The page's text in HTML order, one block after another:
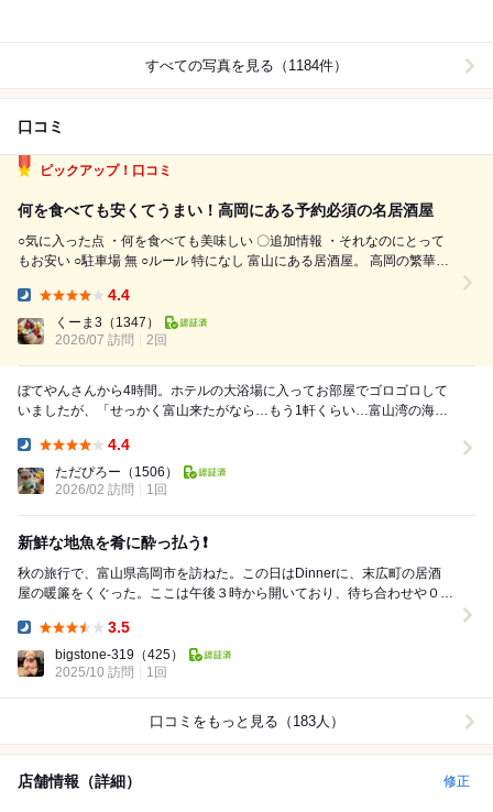
すべての写真を見る（1184件）
口コミ
ピックアップ！口コミ
何を食べても安くてうまい！高岡にある予約必須の名居酒屋
○気に入った点 ・何を食べても美味しい 〇追加情報 ・それなのにとって
もお安い ○駐車場 無 ○ルール 特になし 富山にある居酒屋。 高岡の繁華街
4.4
くーま3 （1347）
2026/07 訪問
2回
ぼてやんさんから4時間。ホテルの大浴場に入ってお部屋でゴロゴロして
いましたが、「せっかく富山来たがなら…もう1軒くらい…富山湾の海の
4.4
ただぴろー （1506）
2026/02 訪問
1回
新鮮な地魚を肴に酔っ払う❗️
秋の旅行で、富山県高岡市を訪ねた。この日はDinnerに、末広町の居酒
屋の暖簾をくぐった。ここは午後３時から開いており、待ち合わせや０次
3.5
bigstone-319 （425）
2025/10 訪問
1回
口コミをもっと見る（183人）
店舗情報（詳細） 修正